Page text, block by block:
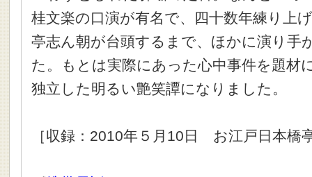
桂文楽の口演が有名で、四十数年練り上
亭志ん朝が台頭するまで、ほかに演り手
た。もとは実際にあった心中事件を題材
独立した明るい艶笑譚になりました。
［収録：2010年５月10日 お江戸日本橋